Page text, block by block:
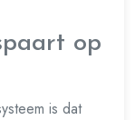
op
is dat